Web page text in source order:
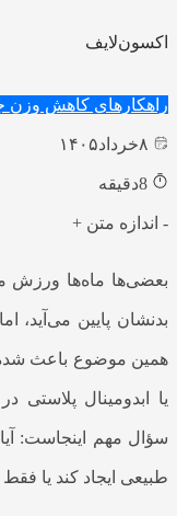
اکسون‌لایف
راهکارهای کاهش وزن
خرداد۱۴۰۵
دقیقه
- اندازه متن +
بعضی‌ها ماه‌ها ورزش
بدنشان پایین
همین موضوع باعث
یا ابدومینال
سؤال مهم اینجاست:
طبیعی ایجاد کند یا